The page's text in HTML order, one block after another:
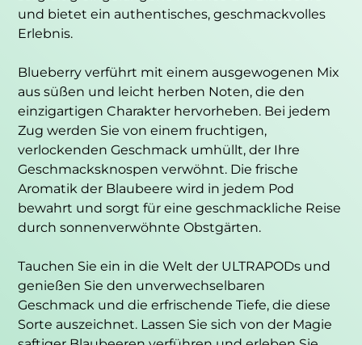
und bietet ein authentisches, geschmackvolles
Erlebnis.
Blueberry verführt mit einem ausgewogenen Mix
aus süßen und leicht herben Noten, die den
einzigartigen Charakter hervorheben. Bei jedem
Zug werden Sie von einem fruchtigen,
verlockenden Geschmack umhüllt, der Ihre
Geschmacksknospen verwöhnt. Die frische
Aromatik der Blaubeere wird in jedem Pod
bewahrt und sorgt für eine geschmackliche Reise
durch sonnenverwöhnte Obstgärten.
Tauchen Sie ein in die Welt der ULTRAPODs und
genießen Sie den unverwechselbaren
Geschmack und die erfrischende Tiefe, die diese
Sorte auszeichnet. Lassen Sie sich von der Magie